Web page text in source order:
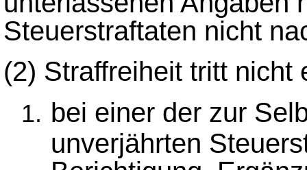
Steuerstraftaten nicht
(2) Straffreiheit tritt nicht
bei einer der zur
unverjährten